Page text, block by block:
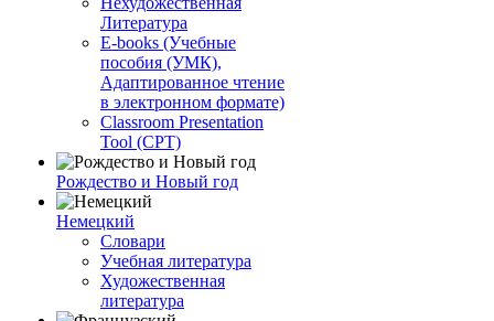
Литература
E-books (Учебные
пособия (УМК),
Адаптированное чтение
в электронном формате)
Classroom Presentation
Tool (CPT)
Рождество и Новый год
Немецкий
Словари
Учебная литература
Художественная
литература